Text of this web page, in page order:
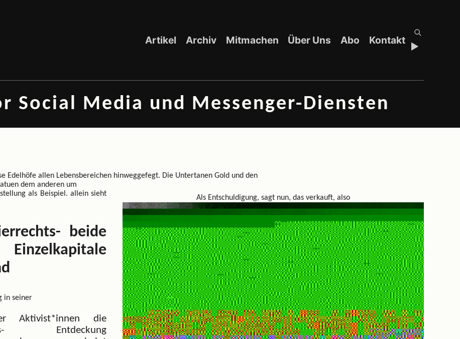
Artikel Archiv Mitmachen Über Uns Abo Kontakt
Social Media und Messenger-Diensten
Edelhöfe allen Lebensbereichen hinweggefegt. Die Untertanen Gold und den
dem anderen um
als Beispiel.
Als Entschuldigung, sagt nun, das verkauft, also
allein sieht
beide
Einzelkapitale
in seiner
Aktivist*innen die
Entdeckung